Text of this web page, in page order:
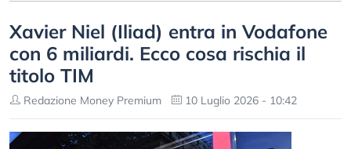
Xavier Niel (Iliad) entra in Vodafone
con 6 miliardi. Ecco cosa rischia il
titolo TIM
Redazione Money Premium 10 Luglio 2026 - 10:42